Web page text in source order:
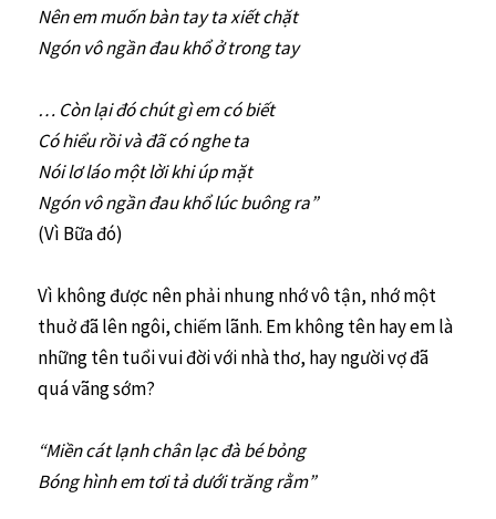
Nên em muốn bàn tay ta xiết chặt
Ngón vô ngần đau khổ ở trong tay
… Còn lại đó chút gì em có biết
Có hiểu rồi và đã có nghe ta
Nói lơ láo một lời khi úp mặt
Ngón vô ngần đau khổ lúc buông ra”
(Vì Bữa đó)
Vì không được nên phải nhung nhớ vô tận, nhớ một
thuở đã lên ngôi, chiếm lãnh. Em không tên hay em là
những tên tuổi vui đời với nhà thơ, hay người vợ đã
quá vãng sớm?
“Miền cát lạnh chân lạc đà bé bỏng
Bóng hình em tơi tả dưới trăng rằm”